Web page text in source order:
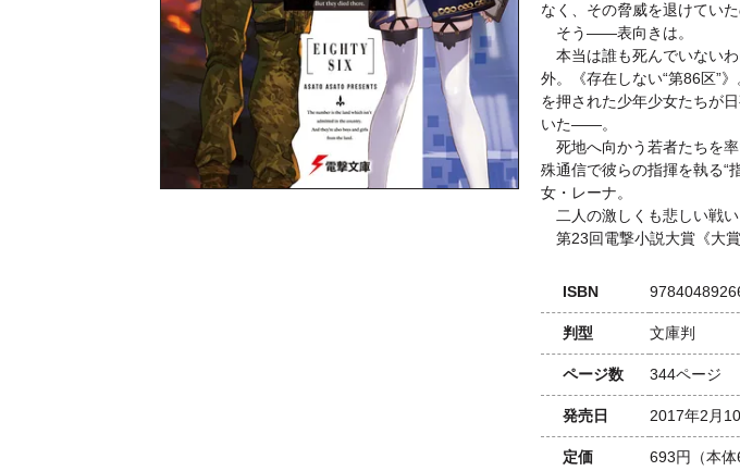
なく、その脅威を退けていた
そう――表向きは。
本当は誰も死んでいない
外。《存在しない“第86区”
を押された少年少女たちが
いた――。
死地へ向かう若者たちを
殊通信で彼らの指揮を執る“
女・レーナ。
二人の激しくも悲しい戦
第23回電撃小説大賞《大
ISBN
判型 文庫判
ページ数 344ページ
発売日 2017年2月
定価 693円 （本